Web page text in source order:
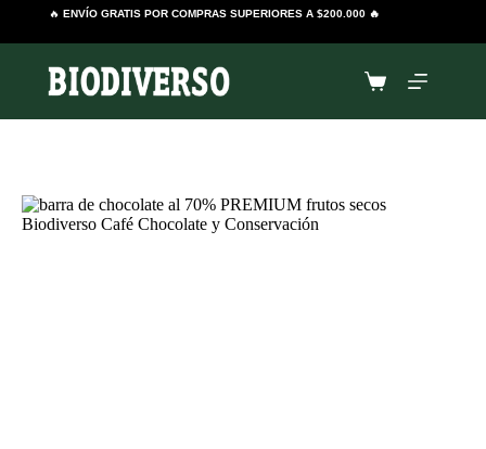
contenido
🔥 ENVÍO GRATIS POR COMPRAS SUPERIORES A $200.000 🔥
Carro